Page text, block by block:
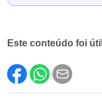
Este conteúdo foi
Este conteúdo